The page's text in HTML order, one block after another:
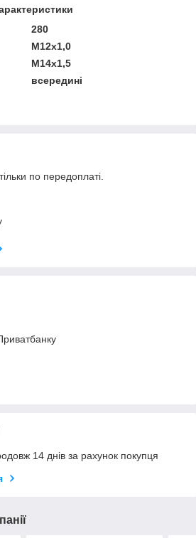
280
M12x1,0
M14x1,5
всередині
по передоплаті.
14 днів за рахунок покупця